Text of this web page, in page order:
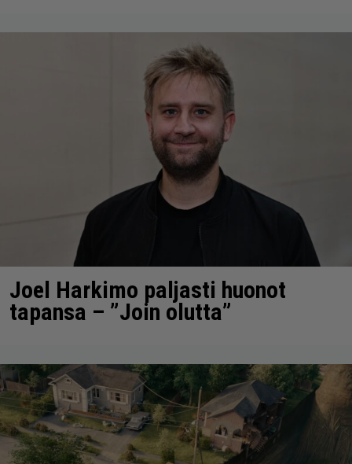
Joel Harkimo paljasti huonot
tapansa – ”Join olutta”